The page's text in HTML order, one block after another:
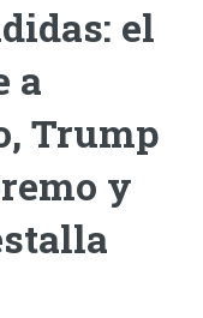
el
a
Trump
y